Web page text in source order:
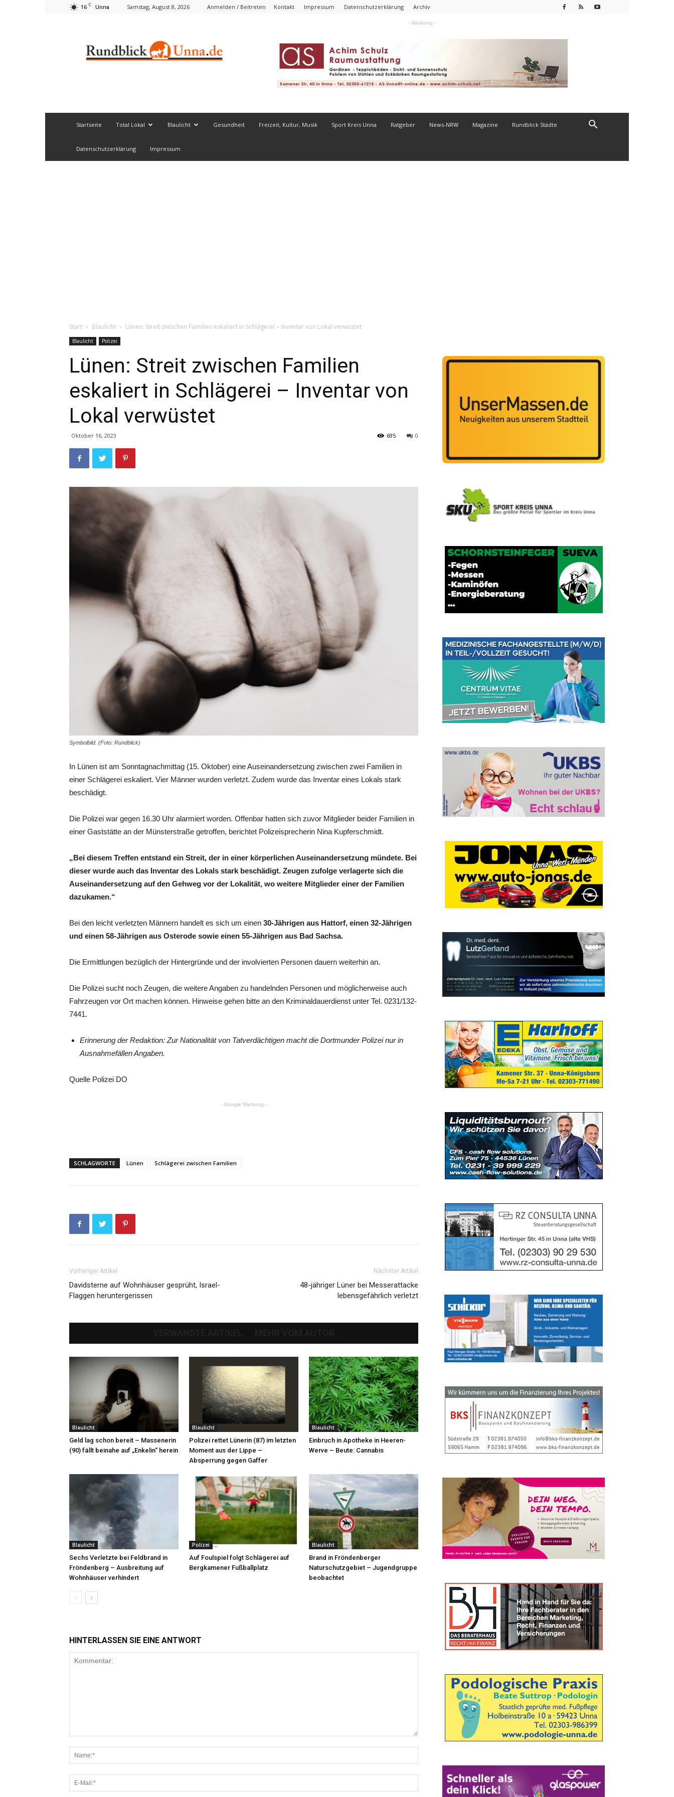
16 C Unna Samstag, August 8, 2026 Anmelden / Beitreten Kontakt Impressum Datenschutzerklärung Archiv
- Werbung -
Startseite Total Lokal Blaulicht Gesundheit Freizeit, Kultur, Musik Sport Kreis Unna Ratgeber News-NRW Magazine Rundblick Städte
Datenschutzerklärung Impressum
Start Blaulicht Lünen: Streit zwischen Familien eskaliert in Schlägerei – Inventar von Lokal verwüstet
Blaulicht Polizei
Lünen: Streit zwischen Familien
eskaliert in Schlägerei – Inventar von
Lokal verwüstet
Oktober 16, 2023 0
695
Symbolbild. (Foto: Rundblick)
In Lünen ist am Sonntagnachmittag (15. Oktober) eine Auseinandersetzung zwischen zwei Familien in
einer Schlägerei eskaliert. Vier Männer wurden verletzt. Zudem wurde das Inventar eines Lokals stark
beschädigt.
Die Polizei war gegen 16.30 Uhr alarmiert worden. Offenbar hatten sich zuvor Mitglieder beider Familien in
einer Gaststätte an der Münsterstraße getroffen, berichtet Polizeisprecherin Nina Kupferschmidt.
„Bei diesem Treffen entstand ein Streit, der in einer körperlichen Auseinandersetzung mündete. Bei
dieser wurde auch das Inventar des Lokals stark beschädigt. Zeugen zufolge verlagerte sich die
Auseinandersetzung auf den Gehweg vor der Lokalität, wo weitere Mitglieder einer der Familien
dazukamen.“
Bei den leicht verletzten Männern handelt es sich um einen 30-Jährigen aus Hattorf, einen 32-Jährigen
und einen 58-Jährigen aus Osterode sowie einen 55-Jährigen aus Bad Sachsa.
Die Ermittlungen bezüglich der Hintergründe und der involvierten Personen dauern weiterhin an.
Die Polizei sucht noch Zeugen, die weitere Angaben zu handelnden Personen und möglicherweise auch
Fahrzeugen vor Ort machen können. Hinweise gehen bitte an den Kriminaldauerdienst unter Tel. 0231/132-
7441.
Erinnerung der Redaktion: Zur Nationalität von Tatverdächtigen macht die Dortmunder Polizei nur in
Ausnahmefällen Angaben.
Quelle Polizei DO
- Google Werbung -
SCHLAGWORTE Lünen Schlägerei zwischen Familien
Vorheriger Artikel
Davidsterne auf Wohnhäuser gesprüht, Israel-
Flaggen heruntergerissen
Nächster Artikel
48-jähriger Lüner bei Messerattacke
lebensgefährlich verletzt
Blaulicht
Geld lag schon bereit – Massenerin
(90) fällt beinahe auf „Enkelin“ herein
Blaulicht
Polizei rettet Lünerin (87) im letzten
Moment aus der Lippe –
Absperrung gegen Gaffer
Blaulicht
Einbruch in Apotheke in Heeren-
Werve – Beute: Cannabis
Blaulicht
Sechs Verletzte bei Feldbrand in
Fröndenberg – Ausbreitung auf
Wohnhäuser verhindert
Polizei
Auf Foulspiel folgt Schlägerei auf
Bergkamener Fußballplatz
Blaulicht
Brand in Fröndenberger
Naturschutzgebiet – Jugendgruppe
beobachtet
HINTERLASSEN SIE EINE ANTWORT